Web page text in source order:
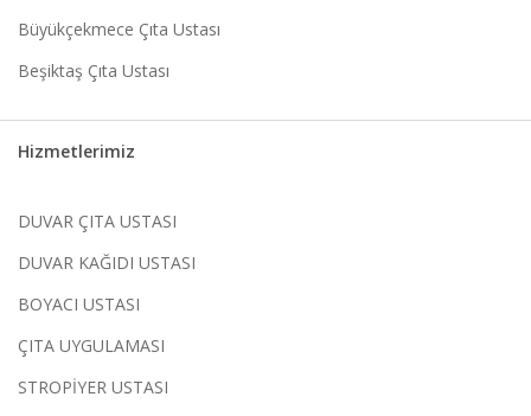
Büyükçekmece Çıta Ustası
Beşiktaş Çıta Ustası
Hizmetlerimiz
DUVAR ÇITA USTASI
DUVAR KAĞIDI USTASI
BOYACI USTASI
ÇITA UYGULAMASI
STROPİYER USTASI